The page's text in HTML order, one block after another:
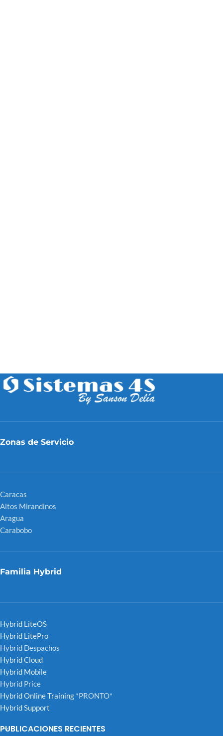
Zonas de Servicio
Caracas
Altos Mirandinos
Aragua
Carabobo
Familia Hybrid
Hybrid LiteOS
Hybrid LitePro
Hybrid Despachos
Hybrid Cloud
Hybrid Mobile
Hybrid Price
Hybrid Online Training *PRONTO*
Hybrid Support
PUBLICACIONES RECIENTES